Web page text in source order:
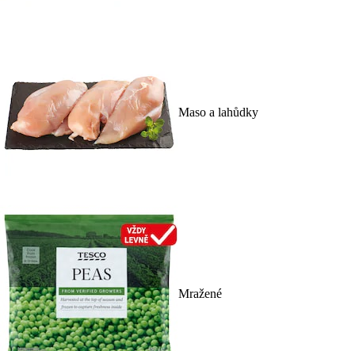
Maso a lahůdky
Mražené